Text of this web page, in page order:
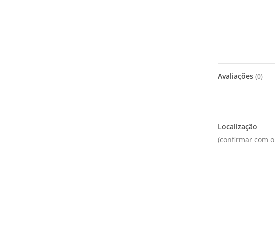
Avaliações (0)
Localização
(confirmar com